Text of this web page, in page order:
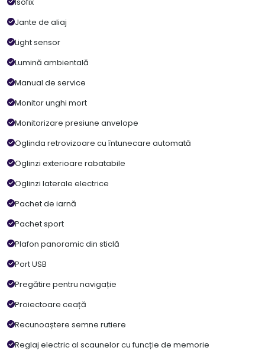
Isofix
Jante de aliaj
Light sensor
Lumină ambientală
Manual de service
Monitor unghi mort
Monitorizare presiune anvelope
Oglinda retrovizoare cu întunecare automată
Oglinzi exterioare rabatabile
Oglinzi laterale electrice
Pachet de iarnă
Pachet sport
Plafon panoramic din sticlă
Port USB
Pregătire pentru navigație
Proiectoare ceață
Recunoaștere semne rutiere
Reglaj electric al scaunelor cu funcție de memorie